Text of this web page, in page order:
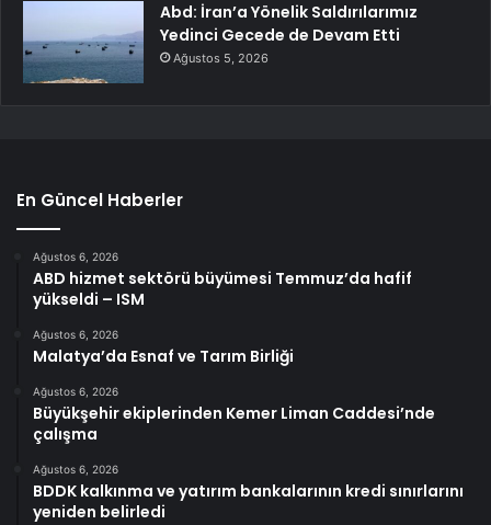
Abd: İran’a Yönelik Saldırılarımız
Yedinci Gecede de Devam Etti
Ağustos 5, 2026
En Güncel Haberler
Ağustos 6, 2026
ABD hizmet sektörü büyümesi Temmuz’da hafif
yükseldi – ISM
Ağustos 6, 2026
Malatya’da Esnaf ve Tarım Birliği
Ağustos 6, 2026
Büyükşehir ekiplerinden Kemer Liman Caddesi’nde
çalışma
Ağustos 6, 2026
BDDK kalkınma ve yatırım bankalarının kredi sınırlarını
yeniden belirledi